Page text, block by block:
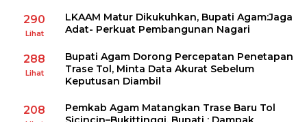
290
Lihat
LKAAM Matur Dikukuhkan, Bupati Agam:Jaga
Adat- Perkuat Pembangunan Nagari
288
Lihat
Bupati Agam Dorong Percepatan Penetapan
Trase Tol, Minta Data Akurat Sebelum
Keputusan Diambil
208
Pemkab Agam Matangkan Trase Baru Tol